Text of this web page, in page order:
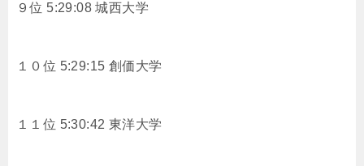
９位 5:29:08 城西大学
１０位 5:29:15 創価大学
１１位 5:30:42 東洋大学